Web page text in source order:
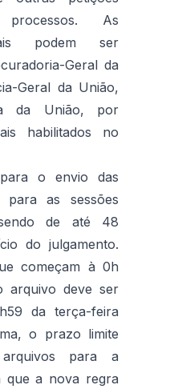
As
podem ser
Geral da
Geral da União,
da União, por
habilitados no
o envio das
para as sessões
de até 48
do julgamento.
começam à 0h
arquivo deve ser
da terça-feira
o prazo limite
para a
que a nova regra